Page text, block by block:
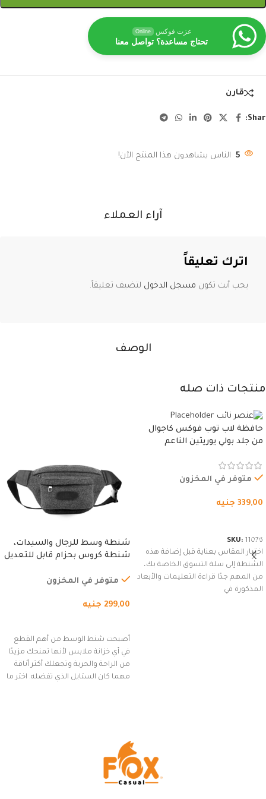
عزت فوكس Online
تحتاج مساعدة؟ تواصل معنا
قارن
5 الناس يشاهدون هذا المنتج الآن!
الوصف
آراء العملاء
اترك تعليقاً
يجب أنت تكون مسجل الدخول لتضيف تعليقاً.
منتجات ذات صله
حافظة لاب توب فوكس كاجوال
من جلد بولي يوريثين الناعم
وسوستة.
متوفر في المخزون
339,00 جنيه
SKU: 11076
اختيار المقاس بعناية قبل إضافة هذه
الشنطة إلى سلة التسوق الخاصة بك،
من المهم جدًا قراءة التعليمات والأبعاد
المذكورة في
شنطة وسط للرجال والسيدات،
شنطة كروس بحزام قابل للتعديل
السفر، الجري العادي، المشي
(رمادي)
متوفر في المخزون
299,00 جنيه
أصبحت شنط الوسط من أهم القطع
في أي خزانة ملابس لأنها تمنحك مزيدًا
من الراحة والحرية وتجعلك أكثر أناقة
مهما كان الستايل الذي تفضله. اختر ما